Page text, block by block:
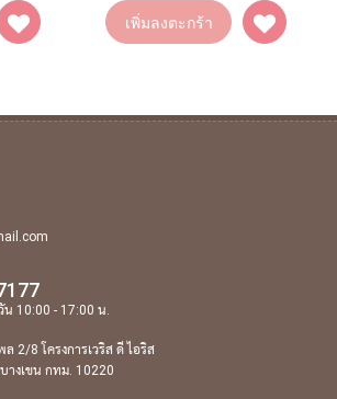
เพิ่มลงตะกร้า
น 10:00 - 17:00 น.
2/8 โครงการเวริส ดี ไอริส
างเขน กทม. 10220